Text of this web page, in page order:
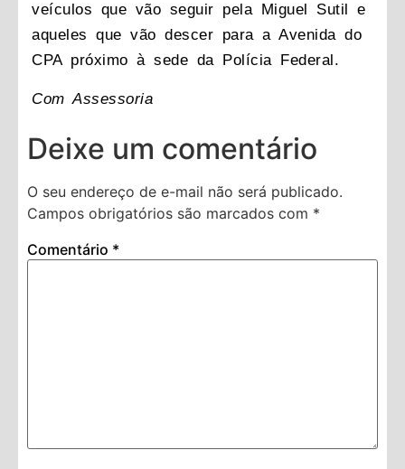
veículos que vão seguir pela Miguel Sutil e
aqueles que vão descer para a Avenida do
CPA próximo à sede da Polícia Federal.
Com Assessoria
Deixe um comentário
O seu endereço de e-mail não será publicado.
Campos obrigatórios são marcados com *
Comentário *